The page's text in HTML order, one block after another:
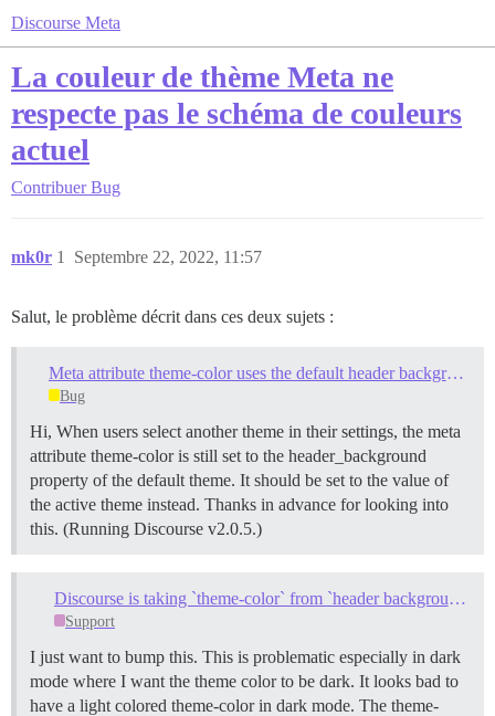
Discourse Meta
La couleur de thème Meta ne
respecte pas le schéma de couleurs
actuel
Contribuer Bug
mk0r Septembre 22, 2022, 11:57
1
Salut, le problème décrit dans ces deux sujets :
Meta attribute theme-color uses the default header background color, not the active one
Bug
Hi, When users select another theme in their settings, the meta
attribute theme-color is still set to the header_background
property of the default theme. It should be set to the value of
the active theme instead. Thanks in advance for looking into
this. (Running Discourse v2.0.5.)
Discourse is taking `theme-color` from `header background`
Support
I just want to bump this. This is problematic especially in dark
mode where I want the theme color to be dark. It looks bad to
have a light colored theme-color in dark mode. The theme-